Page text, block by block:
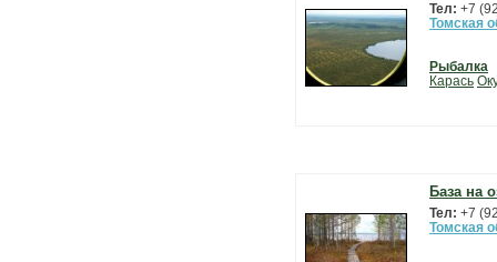
Тел: +7
Томская
Рыбалка
Карась
База на
Тел: +7
Томская